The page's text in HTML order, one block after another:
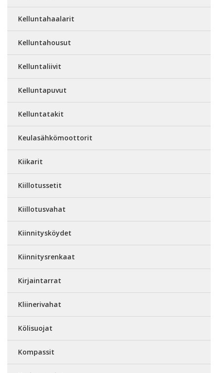
Kelluntahaalarit
Kelluntahousut
Kelluntaliivit
Kelluntapuvut
Kelluntatakit
Keulasähkömoottorit
Kiikarit
Kiillotussetit
Kiillotusvahat
Kiinnitysköydet
Kiinnitysrenkaat
Kirjaintarrat
Kliinerivahat
Kölisuojat
Kompassit